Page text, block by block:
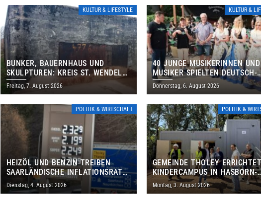
KULTUR & LIFESTYLE
BUNKER, BAUERNHAUS UND
SKULPTUREN: KREIS ST. WENDEL
LÄDT ZUM TAG DES OFFENEN
DENKMALS EIN
Freitag, 7. August 2026
KULTUR &
40 JUNGE MUSIKERINNEN UND
MUSIKER SPIELTEN DEUTSCH-
BRASILIANISCHES
THOLEY
Donnerstag, 6. August 2026
POLITIK & WIRTSCHAFT
HEIZÖL UND BENZIN TREIBEN
SAARLÄNDISCHE INFLATIONSRATE
IM JULI AUF 3,2 PROZENT
Dienstag, 4. August 2026
POLITIK &
GEMEINDE THOLEY
KINDERCAMPUS IN HASBORN-
DAUTWEILER FÜR RUND 8,5
MILLIONEN EURO
Montag, 3. August 2026